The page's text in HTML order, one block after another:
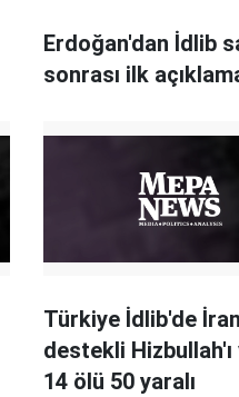
Erdoğan'dan İdlib
sonrası ilk
Türkiye İdlib'de İran
destekli Hizbullah'ı
14 ölü 50 yaralı